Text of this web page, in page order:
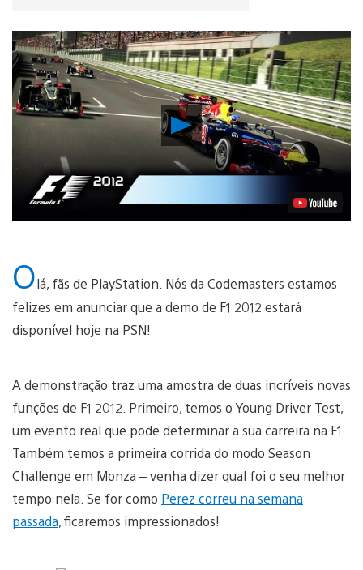
Reproduzir
Vídeo
Olá, fãs de PlayStation. Nós da Codemasters estamos
felizes em anunciar que a demo de F1 2012 estará
disponível hoje na PSN!
A demonstração traz uma amostra de duas incríveis novas
funções de F1 2012. Primeiro, temos o Young Driver Test,
um evento real que pode determinar a sua carreira na F1.
Também temos a primeira corrida do modo Season
Challenge em Monza – venha dizer qual foi o seu melhor
tempo nela. Se for como Perez correu na semana
passada, ficaremos impressionados!